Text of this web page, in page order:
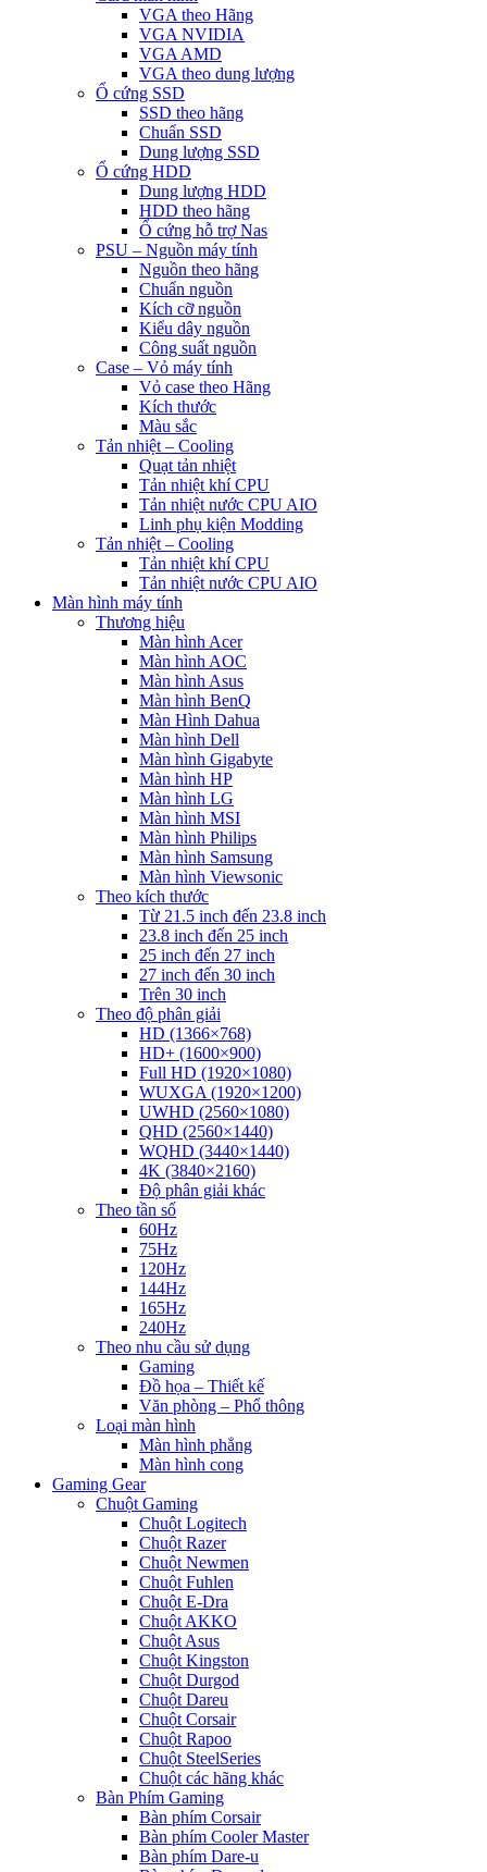
VGA theo Hãng
VGA NVIDIA
VGA AMD
VGA theo dung lượng
Ổ cứng SSD
SSD theo hãng
Chuẩn SSD
Dung lượng SSD
Ổ cứng HDD
Dung lượng HDD
HDD theo hãng
Ổ cứng hỗ trợ Nas
PSU – Nguồn máy tính
Nguồn theo hãng
Chuẩn nguồn
Kích cỡ nguồn
Kiểu dây nguồn
Công suất nguồn
Case – Vỏ máy tính
Vỏ case theo Hãng
Kích thước
Màu sắc
Tản nhiệt – Cooling
Quạt tản nhiệt
Tản nhiệt khí CPU
Tản nhiệt nước CPU AIO
Linh phụ kiện Modding
Tản nhiệt – Cooling
Tản nhiệt khí CPU
Tản nhiệt nước CPU AIO
Màn hình máy tính
Thương hiệu
Màn hình Acer
Màn hình AOC
Màn hình Asus
Màn hình BenQ
Màn Hình Dahua
Màn hình Dell
Màn hình Gigabyte
Màn hình HP
Màn hình LG
Màn hình MSI
Màn hình Philips
Màn hình Samsung
Màn hình Viewsonic
Theo kích thước
Từ 21.5 inch đến 23.8 inch
23.8 inch đến 25 inch
25 inch đến 27 inch
27 inch đến 30 inch
Trên 30 inch
Theo độ phân giải
HD (1366×768)
HD+ (1600×900)
Full HD (1920×1080)
WUXGA (1920×1200)
UWHD (2560×1080)
QHD (2560×1440)
WQHD (3440×1440)
4K (3840×2160)
Độ phân giải khác
Theo tần số
60Hz
75Hz
120Hz
144Hz
165Hz
240Hz
Theo nhu cầu sử dụng
Gaming
Đồ họa – Thiết kế
Văn phòng – Phổ thông
Loại màn hình
Màn hình phẳng
Màn hình cong
Gaming Gear
Chuột Gaming
Chuột Logitech
Chuột Razer
Chuột Newmen
Chuột Fuhlen
Chuột E-Dra
Chuột AKKO
Chuột Asus
Chuột Kingston
Chuột Durgod
Chuột Dareu
Chuột Corsair
Chuột Rapoo
Chuột SteelSeries
Chuột các hãng khác
Bàn Phím Gaming
Bàn phím Corsair
Bàn phím Cooler Master
Bàn phím Dare-u